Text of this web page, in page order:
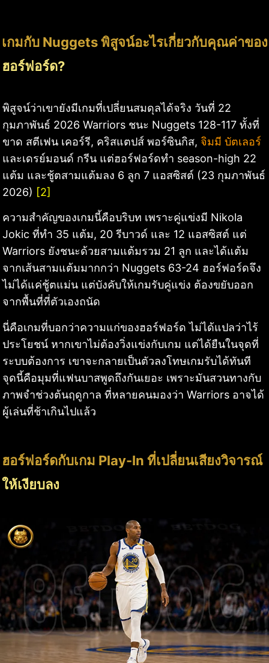
เกมกับ Nuggets พิสูจน์อะไรเกี่ยวกับคุณค่าของ
ฮอร์ฟอร์ด?
พิสูจน์ว่าเขายังมีเกมที่เปลี่ยนสมดุลได้จริง วันที่ 22
กุมภาพันธ์ 2026 Warriors ชนะ Nuggets 128-117 ทั้งที่
ขาด สตีเฟน เคอร์รี, คริสแตปส์ พอร์ซินกิส, จิมมี บัตเลอร์
และเดรย์มอนด์ กรีน แต่ฮอร์ฟอร์ดทำ season-high 22
แต้ม และชู้ตสามแต้มลง 6 ลูก 7 แอสซิสต์ (23 กุมภาพันธ์
2026) [2]
ความสำคัญของเกมนี้คือบริบท เพราะคู่แข่งมี Nikola
Jokic ที่ทำ 35 แต้ม, 20 รีบาวด์ และ 12 แอสซิสต์ แต่
Warriors ยังชนะด้วยสามแต้มรวม 21 ลูก และได้แต้ม
จากเส้นสามแต้มมากกว่า Nuggets 63-24 ฮอร์ฟอร์ดจึง
ไม่ได้แค่ชู้ตแม่น แต่บังคับให้เกมรับคู่แข่ง ต้องขยับออก
จากพื้นที่ที่ตัวเองถนัด
นี่คือเกมที่บอกว่าความแก่ของฮอร์ฟอร์ด ไม่ได้แปลว่าไร้
ประโยชน์ หากเขาไม่ต้องวิ่งแข่งกับเกม แต่ได้ยืนในจุดที่
ระบบต้องการ เขาจะกลายเป็นตัวลงโทษเกมรับได้ทันที
จุดนี้คือมุมที่แฟนบาสพูดถึงกันเยอะ เพราะมันสวนทางกับ
ภาพจำช่วงต้นฤดูกาล ที่หลายคนมองว่า Warriors อาจได้
ผู้เล่นที่ช้าเกินไปแล้ว
ฮอร์ฟอร์ดกับเกม Play-In ที่เปลี่ยนเสียงวิจารณ์
ให้เงียบลง